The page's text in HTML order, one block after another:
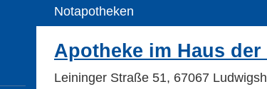
Notapotheken
Apotheke im Haus
Leininger Straße 51, 67067